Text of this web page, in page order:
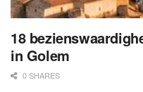
18
in Golem
0 SHARES